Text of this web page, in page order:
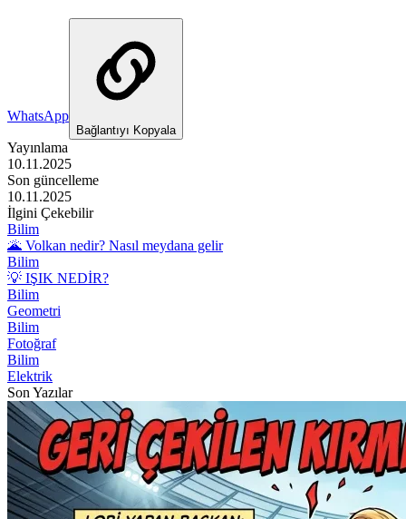
WhatsApp
Bağlantıyı Kopyala
Yayınlama
10.11.2025
Son güncelleme
10.11.2025
İlgini Çekebilir
Bilim
🌋 Volkan nedir? Nasıl meydana gelir
Bilim
💡 IŞIK NEDİR?
Bilim
Geometri
Bilim
Fotoğraf
Bilim
Elektrik
Son Yazılar